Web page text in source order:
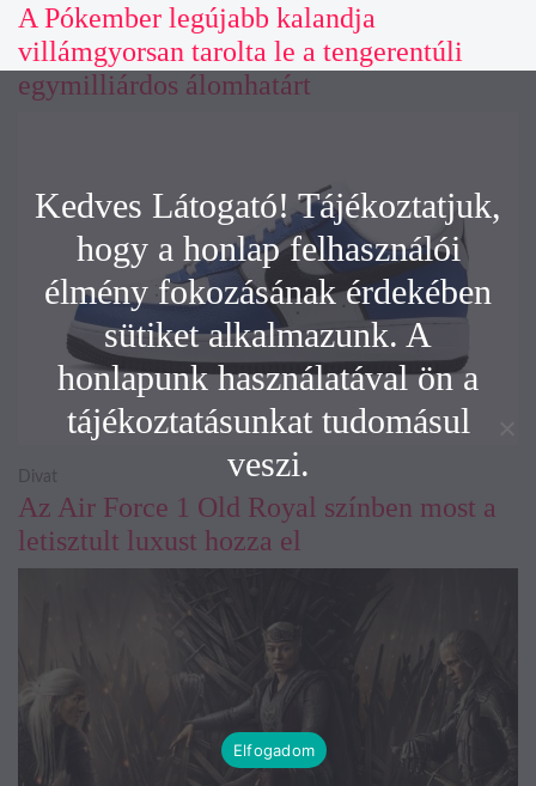
A Pókember legújabb kalandja
villámgyorsan tarolta le a tengerentúli
egymilliárdos álomhatárt
Az Air Force 1 Old Royal színben most a
letisztult luxust hozza el
Divat
Kedves Látogató! Tájékoztatjuk,
hogy a honlap felhasználói
élmény fokozásának érdekében
sütiket alkalmazunk. A
honlapunk használatával ön a
tájékoztatásunkat tudomásul
veszi.
Elfogadom